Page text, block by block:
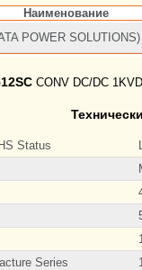
Наименование
POWER SOLUTIONS)
CONV DC/DC
Status
Series